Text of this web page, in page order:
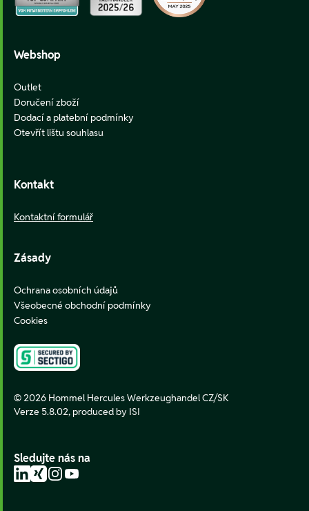
Webshop
Outlet
Doručení zboží
Dodací a platební podmínky
Otevřít lištu souhlasu
Kontakt
Kontaktní formulář
Zásady
Ochrana osobních údajů
Všeobecné obchodní podmínky
Cookies
© 2026 Hommel Hercules Werkzeughandel CZ/SK
Verze 5.8.02, produced by ISI
Sledujte nás na
LinkedIn
XingInstagram
YouTube